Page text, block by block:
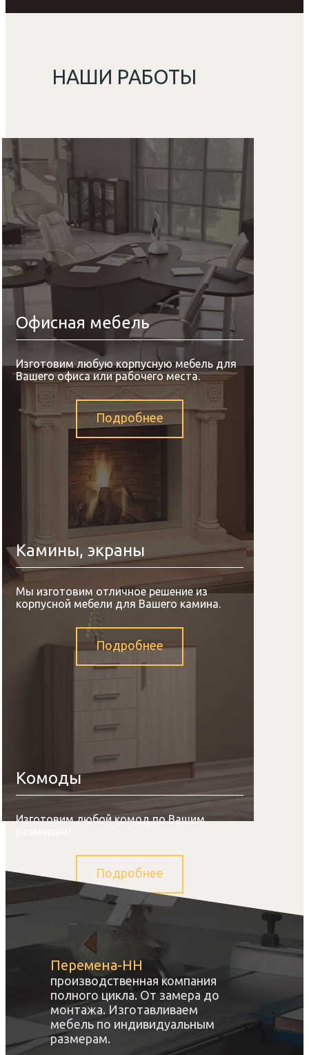
НАШИ РАБОТЫ
Офисная мебель
Изготовим любую корпусную мебель для
Вашего офиса или рабочего места.
Подробнее
Камины, экраны
Мы изготовим отличное решение из
корпусной мебели для Вашего камина.
Подробнее
Комоды
Изготовим любой комод по Вашим
Подробнее
Перемена-НН
производственная компания
полного цикла. От замера до
монтажа. Изготавливаем
мебель по индивидуальным
размерам.